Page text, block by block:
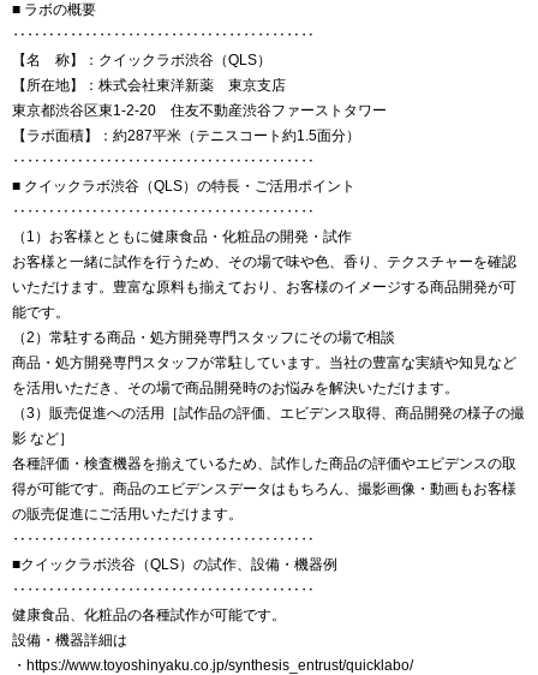
■ ラボの概要
‥‥‥‥‥‥‥‥‥‥‥‥‥‥‥‥‥‥‥‥‥
【名 称】：クイックラボ渋谷（QLS）
【所在地】：株式会社東洋新薬 東京支店
東京都渋谷区東1-2-20 住友不動産渋谷ファーストタワー
【ラボ面積】：約287平米（テニスコート約1.5面分）
‥‥‥‥‥‥‥‥‥‥‥‥‥‥‥‥‥‥‥‥‥
■ クイックラボ渋谷（QLS）の特長・ご活用ポイント
‥‥‥‥‥‥‥‥‥‥‥‥‥‥‥‥‥‥‥‥‥
（1）お客様とともに健康食品・化粧品の開発・試作
お客様と一緒に試作を行うため、その場で味や色、香り、テクスチャーを確認
いただけます。豊富な原料も揃えており、お客様のイメージする商品開発が可
能です。
（2）常駐する商品・処方開発専門スタッフにその場で相談
商品・処方開発専門スタッフが常駐しています。当社の豊富な実績や知見など
を活用いただき、その場で商品開発時のお悩みを解決いただけます。
（3）販売促進への活用［試作品の評価、エビデンス取得、商品開発の様子の撮
影 など］
各種評価・検査機器を揃えているため、試作した商品の評価やエビデンスの取
得が可能です。商品のエビデンスデータはもちろん、撮影画像・動画もお客様
の販売促進にご活用いただけます。
‥‥‥‥‥‥‥‥‥‥‥‥‥‥‥‥‥‥‥‥‥
■クイックラボ渋谷（QLS）の試作、設備・機器例
‥‥‥‥‥‥‥‥‥‥‥‥‥‥‥‥‥‥‥‥‥
健康食品、化粧品の各種試作が可能です。
設備・機器詳細は
・https://www.toyoshinyaku.co.jp/synthesis_entrust/quicklabo/